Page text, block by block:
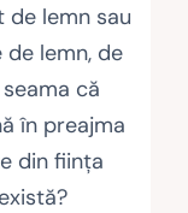
de lemn sau
lemn, de
că
în preajma
din ființa